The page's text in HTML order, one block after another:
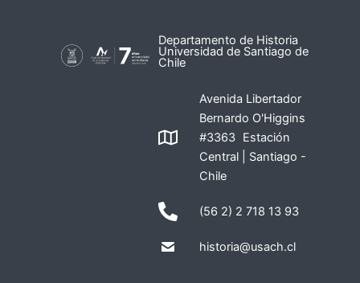
Departamento de Historia
Universidad de Santiago de
Chile
Avenida Libertador
Bernardo O'Higgins
#3363 Estación
Central | Santiago -
Chile
(56 2) 2 718 13 93
historia@usach.cl